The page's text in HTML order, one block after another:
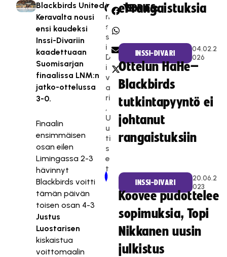
Blackbirds United
Keravalta nousi
ensi kaudeksi
Inssi-Divariin
kaadettuaan
Suomisarjan
finaalissa LNM:n
jatko-ottelussa
3-0.
Finaalin
ensimmäisen
osan eilen
Limingassa 2-3
hävinnyt
Blackbirds voitti
tämän päivän
toisen osan 4-3
Justus
Luostarisen
kiskaistua
voittomaalin
CATEGORIES:
I
n
s
s
i-
D
i
v
a
ri
,
U
u
ti
s
e
t
SHARE:
Newer Post
ei rangaistuksia
INSSI-DIVARI
04.02.2
026
Ottelun HaHe–
Blackbirds
tutkintapyyntö ei
johtanut
rangaistuksiin
INSSI-DIVARI
20.06.2
023
Koovee pudottelee
sopimuksia, Topi
Nikkanen uusin
julkistus